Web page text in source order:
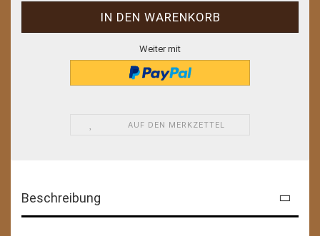
Weiter mit
AUF DEN MERKZETTEL
Beschreibung